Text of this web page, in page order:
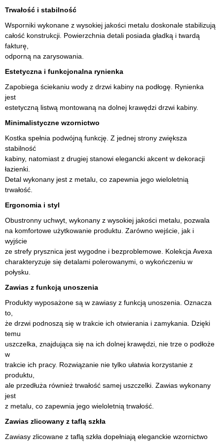
Trwałość i stabilność
Wsporniki wykonane z wysokiej jakości metalu doskonale stabilizują
całość konstrukcji. Powierzchnia detali posiada gładką i twardą
fakturę,
odporną na zarysowania.
Estetyczna i funkcjonalna rynienka
Zapobiega ściekaniu wody z drzwi kabiny na podłogę. Rynienka
jest
estetyczną listwą montowaną na dolnej krawędzi drzwi kabiny.
Minimalistyczne wzornictwo
Kostka spełnia podwójną funkcję. Z jednej strony zwiększa
stabilność
kabiny, natomiast z drugiej stanowi elegancki akcent w dekoracji
łazienki.
Detal wykonany jest z metalu, co zapewnia jego wieloletnią
trwałość.
Ergonomia i styl
Obustronny uchwyt, wykonany z wysokiej jakości metalu, pozwala
na komfortowe użytkowanie produktu. Zarówno wejście, jak i
wyjście
ze strefy prysznica jest wygodne i bezproblemowe. Kolekcja Avexa
charakteryzuje się detalami polerowanymi, o wykończeniu w
połysku.
Zawias z funkcją unoszenia
Produkty wyposażone są w zawiasy z funkcją unoszenia. Oznacza
to,
że drzwi podnoszą się w trakcie ich otwierania i zamykania. Dzięki
temu
uszczelka, znajdująca się na ich dolnej krawędzi, nie trze o podłoże
w
trakcie ich pracy. Rozwiązanie nie tylko ułatwia korzystanie z
produktu,
ale przedłuża również trwałość samej uszczelki. Zawias wykonany
jest
z metalu, co zapewnia jego wieloletnią trwałość.
Zawias zlicowany z taflą szkła
Zawiasy zlicowane z taflą szkła dopełniają eleganckie wzornictwo